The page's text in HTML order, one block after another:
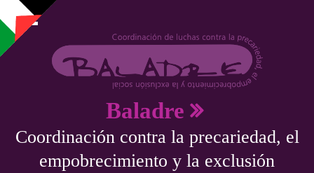
Pasar al contenido principal
Baladre
Coordinación contra la precariedad, el
empobrecimiento y la exclusión